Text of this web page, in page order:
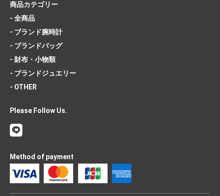
商品カテゴリー
- 全商品
- ブランド腕時計
- ブランドバッグ
- 財布・小物類
- ブランドジュエリー
- OTHER
Please Follow Us.
Method of payment